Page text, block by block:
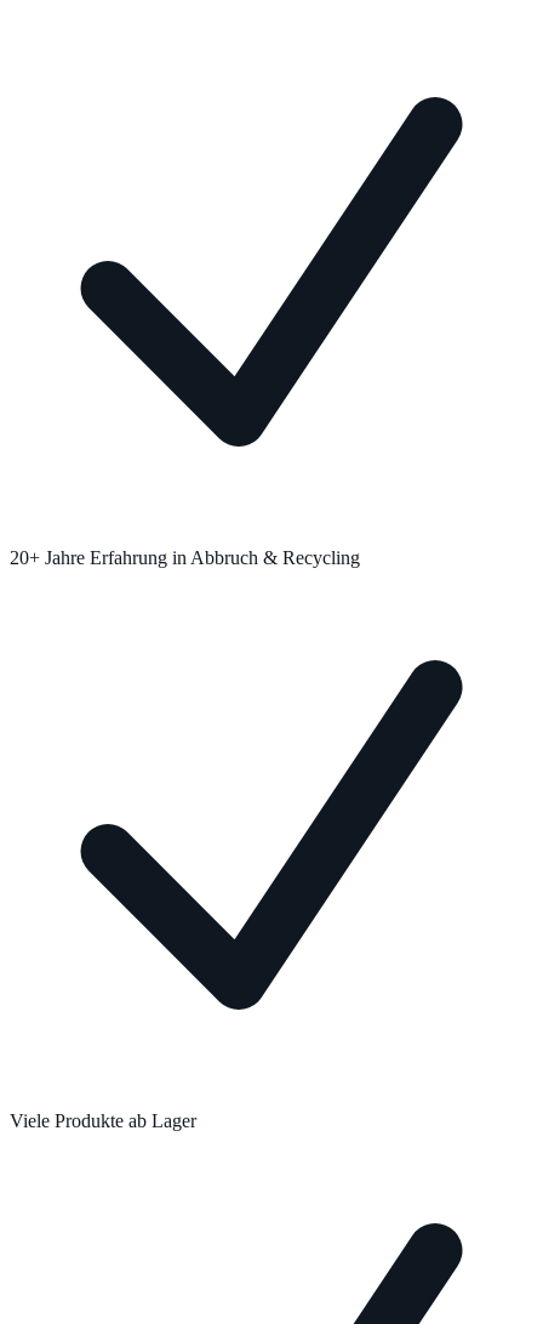
20+ Jahre Erfahrung in Abbruch & Recycling
Viele Produkte ab Lager